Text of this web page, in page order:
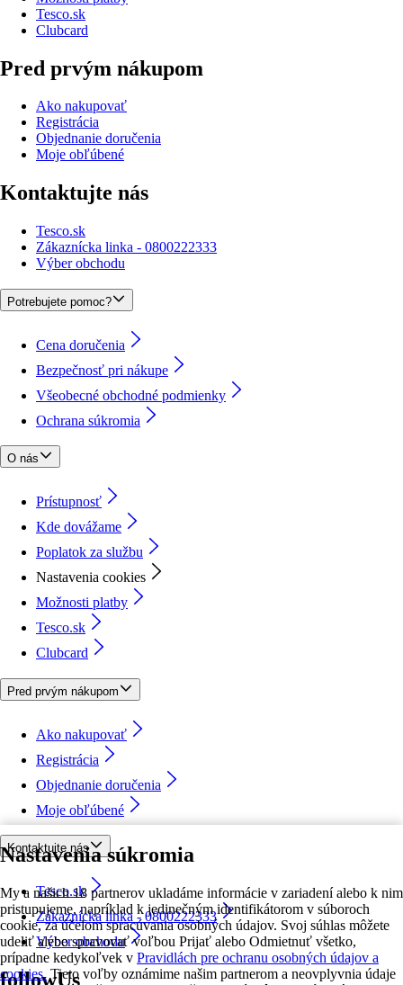
Nastavenia súkromia
My a našich 18 partnerov ukladáme informácie v zariadení alebo k nim
pristupujeme, napríklad k jedinečným identifikátorom v súboroch
cookie, za účelom spracúvania osobných údajov. Svoj súhlas môžete
udeliť alebo spravovať voľbou Prijať alebo Odmietnuť všetko,
prípadne kedykoľvek v Pravidlách pre ochranu osobných údajov a
cookies. Tieto voľby oznámime našim partnerom a neovplyvnia údaje
Tesco.sk
Clubcard
Pred prvým nákupom
Ako nakupovať
Registrácia
Objednanie doručenia
Moje obľúbené
Kontaktujte nás
Tesco.sk
Zákaznícka linka - 0800222333
Výber obchodu
Potrebujete pomoc?
Cena doručenia
Bezpečnosť pri nákupe
Všeobecné obchodné podmienky
Ochrana súkromia
O nás
Prístupnosť
Kde dovážame
Poplatok za službu
Nastavenia cookies
Možnosti platby
Tesco.sk
Clubcard
Pred prvým nákupom
Ako nakupovať
Registrácia
Objednanie doručenia
Moje obľúbené
Kontaktujte nás
Tesco.sk
Zákaznícka linka - 0800222333
Výber obchodu
followUs